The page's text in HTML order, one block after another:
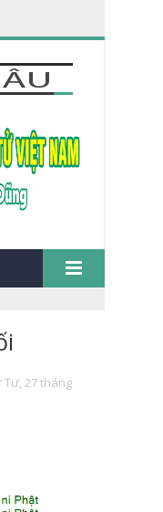
Tư, 27 tháng